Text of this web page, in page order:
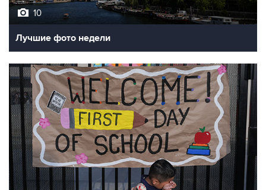
10
Лучшие фото недели